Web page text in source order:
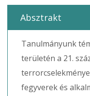
Absztrakt
Tanulmányunk
területén a 21.
fegyverek és